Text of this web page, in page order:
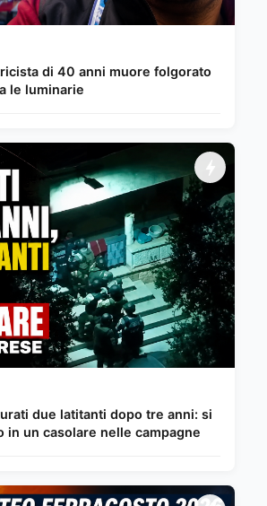
di 40 anni muore folgorato
le luminarie
due latitanti dopo tre anni: si
in un casolare nelle campagne